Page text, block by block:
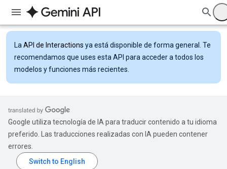
La API de Interactions ya está disponible de forma general. Te
recomendamos que uses esta API para acceder a todos los
modelos y funciones más recientes.
Google utiliza tecnología de IA para traducir contenido a tu idioma
preferido. Las traducciones realizadas con IA pueden contener
errores.